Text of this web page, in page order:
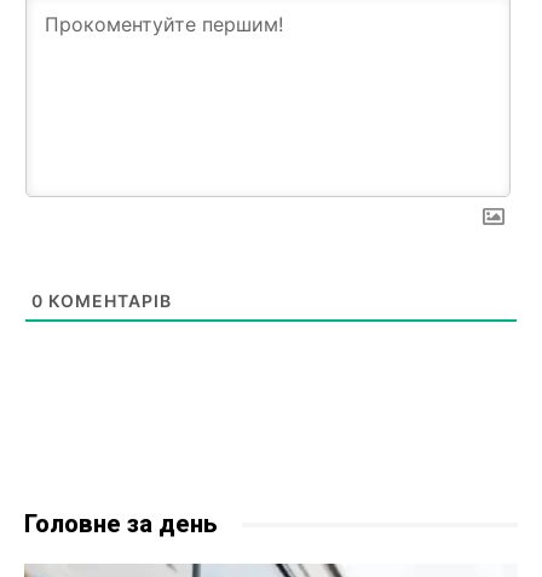
0 КОМЕНТАРІВ
Головне за день